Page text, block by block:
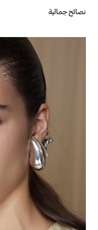
نصائح جمالية